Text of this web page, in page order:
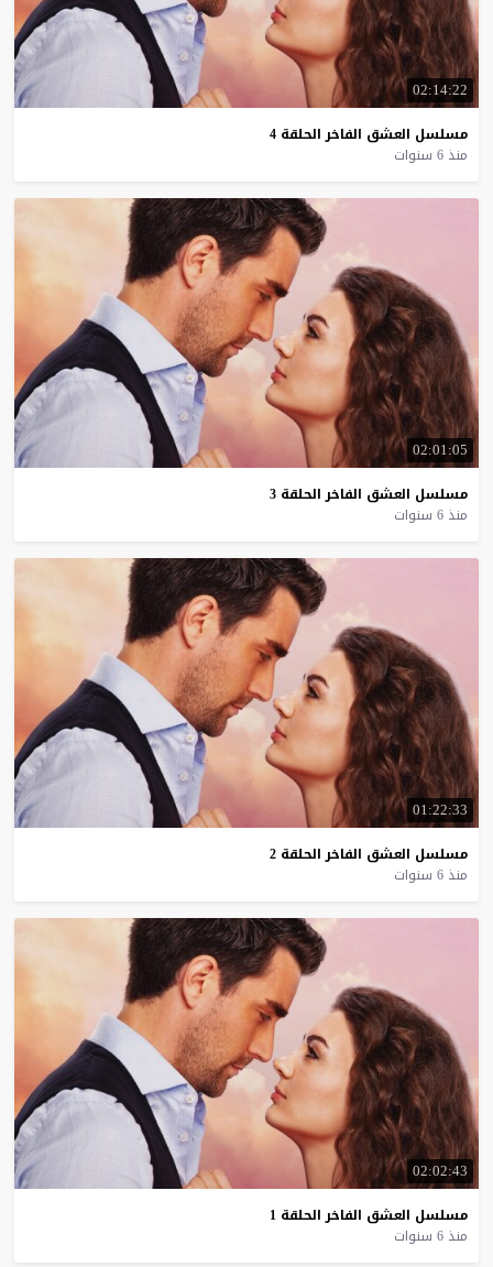
02:14:22
مسلسل العشق الفاخر الحلقة 4
منذ 6 سنوات
02:01:05
مسلسل العشق الفاخر الحلقة 3
منذ 6 سنوات
01:22:33
مسلسل العشق الفاخر الحلقة 2
منذ 6 سنوات
02:02:43
مسلسل العشق الفاخر الحلقة 1
منذ 6 سنوات